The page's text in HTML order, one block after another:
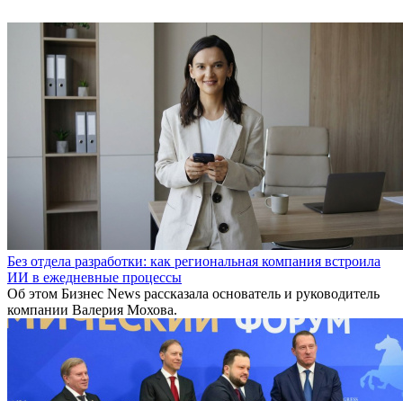
Без отдела разработки: как региональная компания встроила
ИИ в ежедневные процессы
Об этом Бизнес News рассказала основатель и руководитель
компании Валерия Мохова.